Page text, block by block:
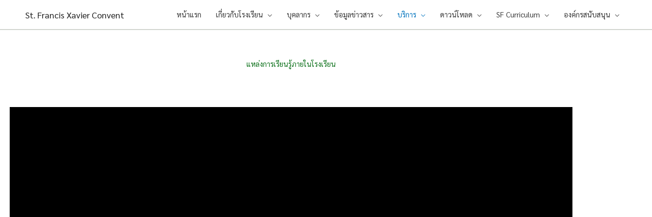
content
St. Francis Xavier Convent หน้าแรก เกี่ยวกับโรงเรียน บุคลากร ข้อมูลข่าวสาร บริการ ดาวน์โหลด SF Curriculum องค์กรสนับสนุน
แหล่งการเรียนรู้ภายในโรงเรียน